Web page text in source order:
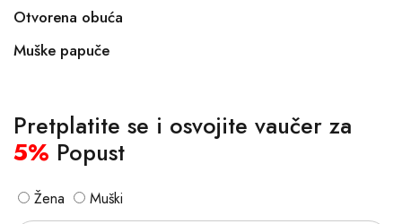
Otvorena obuća
Muške papuče
Pretplatite se i osvojite vaučer za
5% Popust
Žena Muški